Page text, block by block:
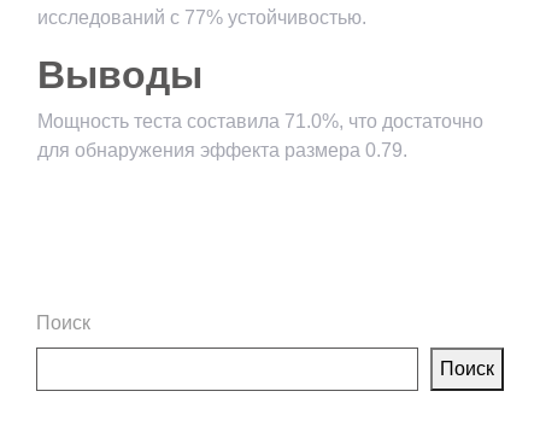
исследований с 77% устойчивостью.
Выводы
Мощность теста составила 71.0%, что достаточно
для обнаружения эффекта размера 0.79.
Поиск
Поиск